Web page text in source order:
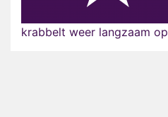
krabbelt weer langzaam op